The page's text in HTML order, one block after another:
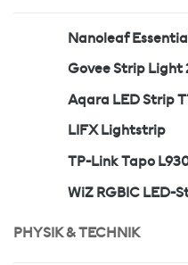
Nanoleaf
Govee Strip Light
Aqara LED Strip
LIFX Lightstrip
TP-Link Tapo
WiZ RGBIC LED-
PHYSIK & TECHNIK